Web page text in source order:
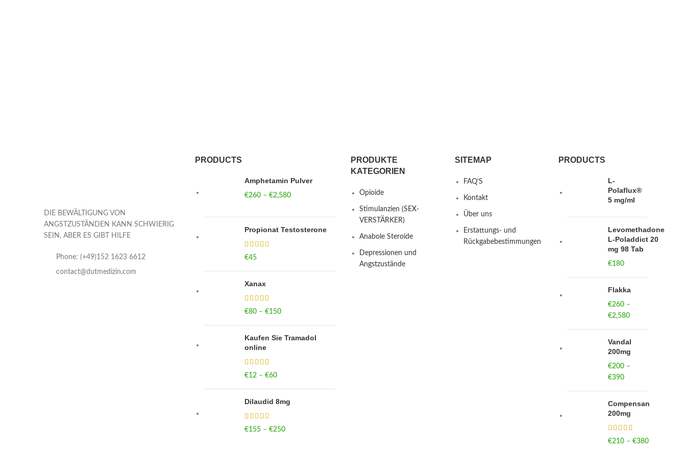
DIE BEWÄLTIGUNG VON
ANGSTZUSTÄNDEN KANN SCHWIERIG
SEIN, ABER ES GIBT HILFE
Phone: (+49)152 1623 6612
contact@dutmedizin.com
PRODUCTS
Amphetamin Pulver
€260 – €2,580Price range:
€2,580
Propionat Testosterone
€45
Xanax
€80 – €150Price range: €80
Kaufen Sie Tramadol
online
€12 – €60Price range: €12
Dilaudid 8mg
€155 – €250Price range: €155
PRODUKTE
KATEGORIEN
Opioide
Stimulanzien (SEX-
VERSTÄRKER)
Anabole Steroide
Depressionen und
Angstzustände
SITEMAP
FAQ’S
Kontakt
Über uns
Erstattungs- und
Rückgabebestimmungen
PRODUCTS
L-
Polaflux®
5 mg/ml
Levomethadone
L-Poladdict 20
mg 98 Tab
€180
Flakka
€260 –
€2,580
€260
through
Vandal
200mg
€200 –
€390
through
Compensan
200mg
€210 – €380